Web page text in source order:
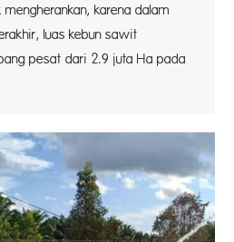
karena dalam
luas kebun sawit
pesat dari 2.9 juta Ha pada